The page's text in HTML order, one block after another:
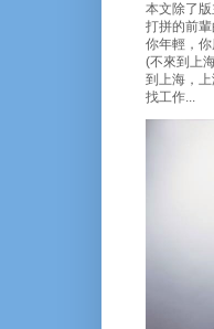
本文除了
打拼的前
你年輕，
(不來到上
到上海，
找工作...